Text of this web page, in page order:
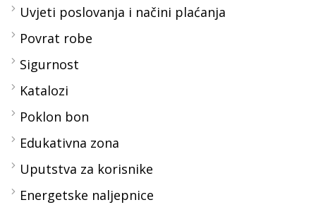
Uvjeti poslovanja i načini plaćanja
Povrat robe
Sigurnost
Katalozi
Poklon bon
Edukativna zona
Uputstva za korisnike
Energetske naljepnice